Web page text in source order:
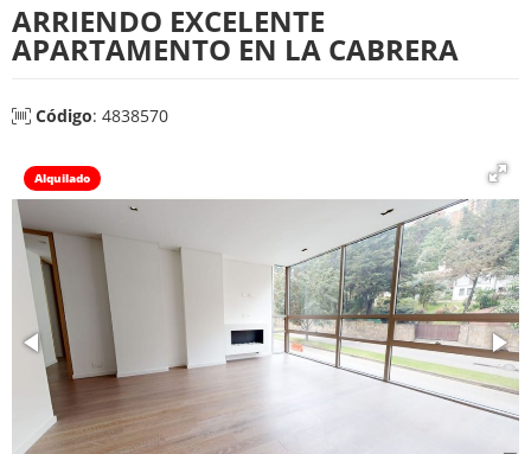
ARRIENDO EXCELENTE
APARTAMENTO EN LA CABRERA
Código: 4838570
Alquilado